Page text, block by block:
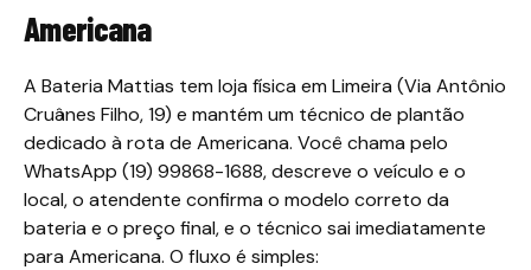
Americana
A Bateria Mattias tem loja física em Limeira (Via Antônio
Cruânes Filho, 19) e mantém um técnico de plantão
dedicado à rota de Americana. Você chama pelo
WhatsApp (19) 99868-1688, descreve o veículo e o
local, o atendente confirma o modelo correto da
bateria e o preço final, e o técnico sai imediatamente
para Americana. O fluxo é simples: